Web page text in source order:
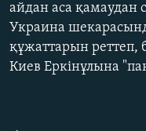
Auto
айдан аса қамаудан
Украина
құжаттарын реттеп,
Киев Еркінұлына